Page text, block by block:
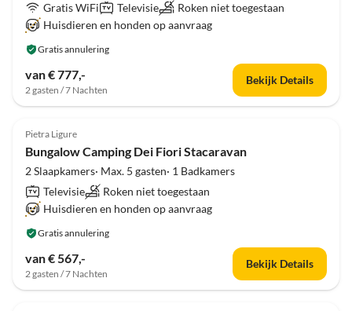
Gratis WiFi
Televisie
Roken niet toegestaan
Huisdieren en honden op aanvraag
Gratis annulering
van € 777,-
2 gasten / 7 Nachten
Bekijk Details
Top-
Advertentie
Pietra Ligure
Bungalow Camping Dei Fiori Stacaravan
2 Slaapkamers· Max. 5 gasten· 1 Badkamers
Televisie
Roken niet toegestaan
Huisdieren en honden op aanvraag
Gratis annulering
van € 567,-
2 gasten / 7 Nachten
Bekijk Details
Top-
Advertentie